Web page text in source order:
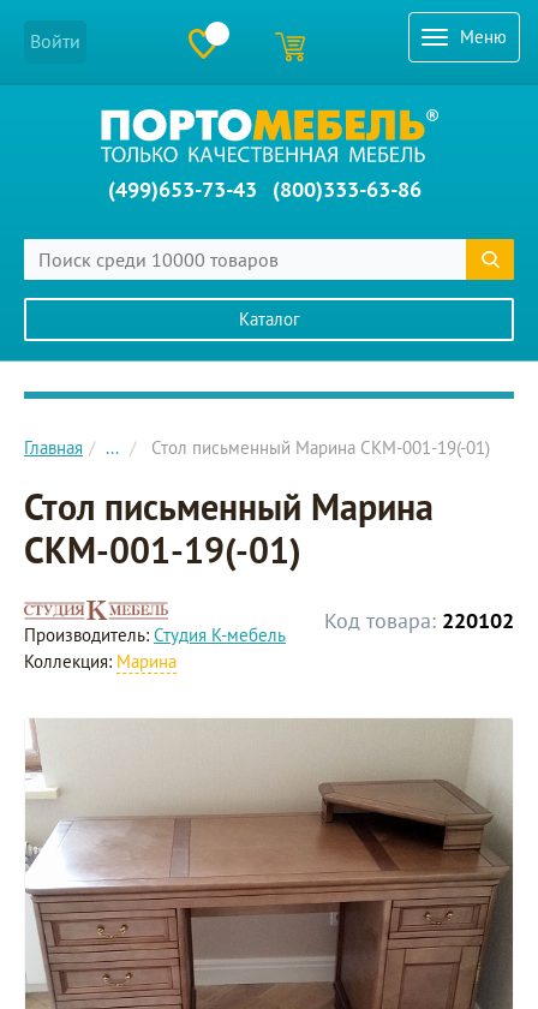
Меню
Войти
(499)653-73-43 (800)333-63-86
Каталог
Главное меню сайта
Главная ... Стол письменный Марина СКМ-001-19(-01)
Стол письменный Марина
СКМ-001-19(-01)
Код товара: 220102
Производитель: Студия К-мебель
Коллекция: Марина